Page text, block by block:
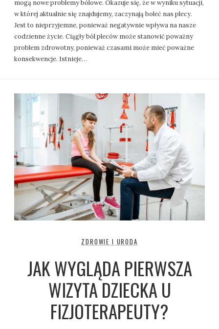
mogą nowe problemy bólowe. Okazuje się, że w wyniku sytuacji,
w której aktualnie się znajdujemy, zaczynają boleć nas plecy.
Jest to nieprzyjemne, ponieważ negatywnie wpływa na nasze
codzienne życie. Ciągły ból pleców może stanowić poważny
problem zdrowotny, ponieważ czasami może mieć poważne
konsekwencje. Istnieje…
ZDROWIE I URODA
JAK WYGLĄDA PIERWSZA
WIZYTA DZIECKA U
FIZJOTERAPEUTY?